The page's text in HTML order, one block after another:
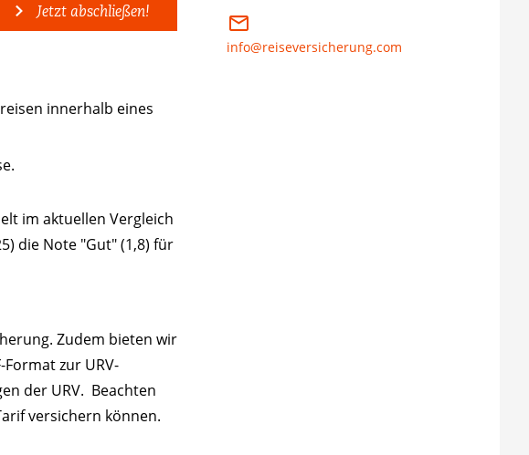
Jetzt abschließen!
innerhalb eines
im aktuellen Vergleich
die Note "Gut" (1,8) für
Zudem bieten wir
zur URV-
der URV. Beachten
versichern können.
info@reiseversicherung.com